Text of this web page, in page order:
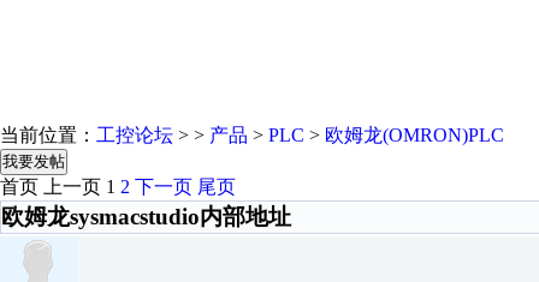
当前位置： 工控论坛 > > 产品 > PLC > 欧姆龙(OMRON)PLC
我要发帖
首页 上一页 1 2 下一页 尾页
欧姆龙sysmacstudio内部地址